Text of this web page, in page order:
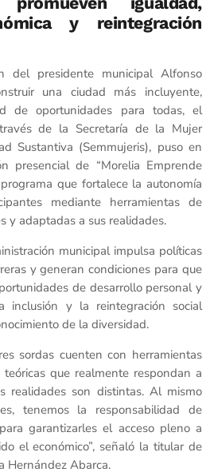
y reintegración
del presidente municipal Alfonso
una ciudad más incluyente,
de oportunidades para todas, el
de la Secretaría de la Mujer
Sustantiva (Semmujeris), puso en
presencial de “Morelia Emprende
que fortalece la autonomía
mediante herramientas de
y adaptadas a sus realidades.
municipal impulsa políticas
y generan condiciones para que
de desarrollo personal y
inclusión y la reintegración social
de la diversidad.
sordas cuenten con herramientas
que realmente respondan a
realidades son distintas. Al mismo
tenemos la responsabilidad de
garantizarles el acceso pleno a
el económico”, señaló la titular de
Hernández Abarca.